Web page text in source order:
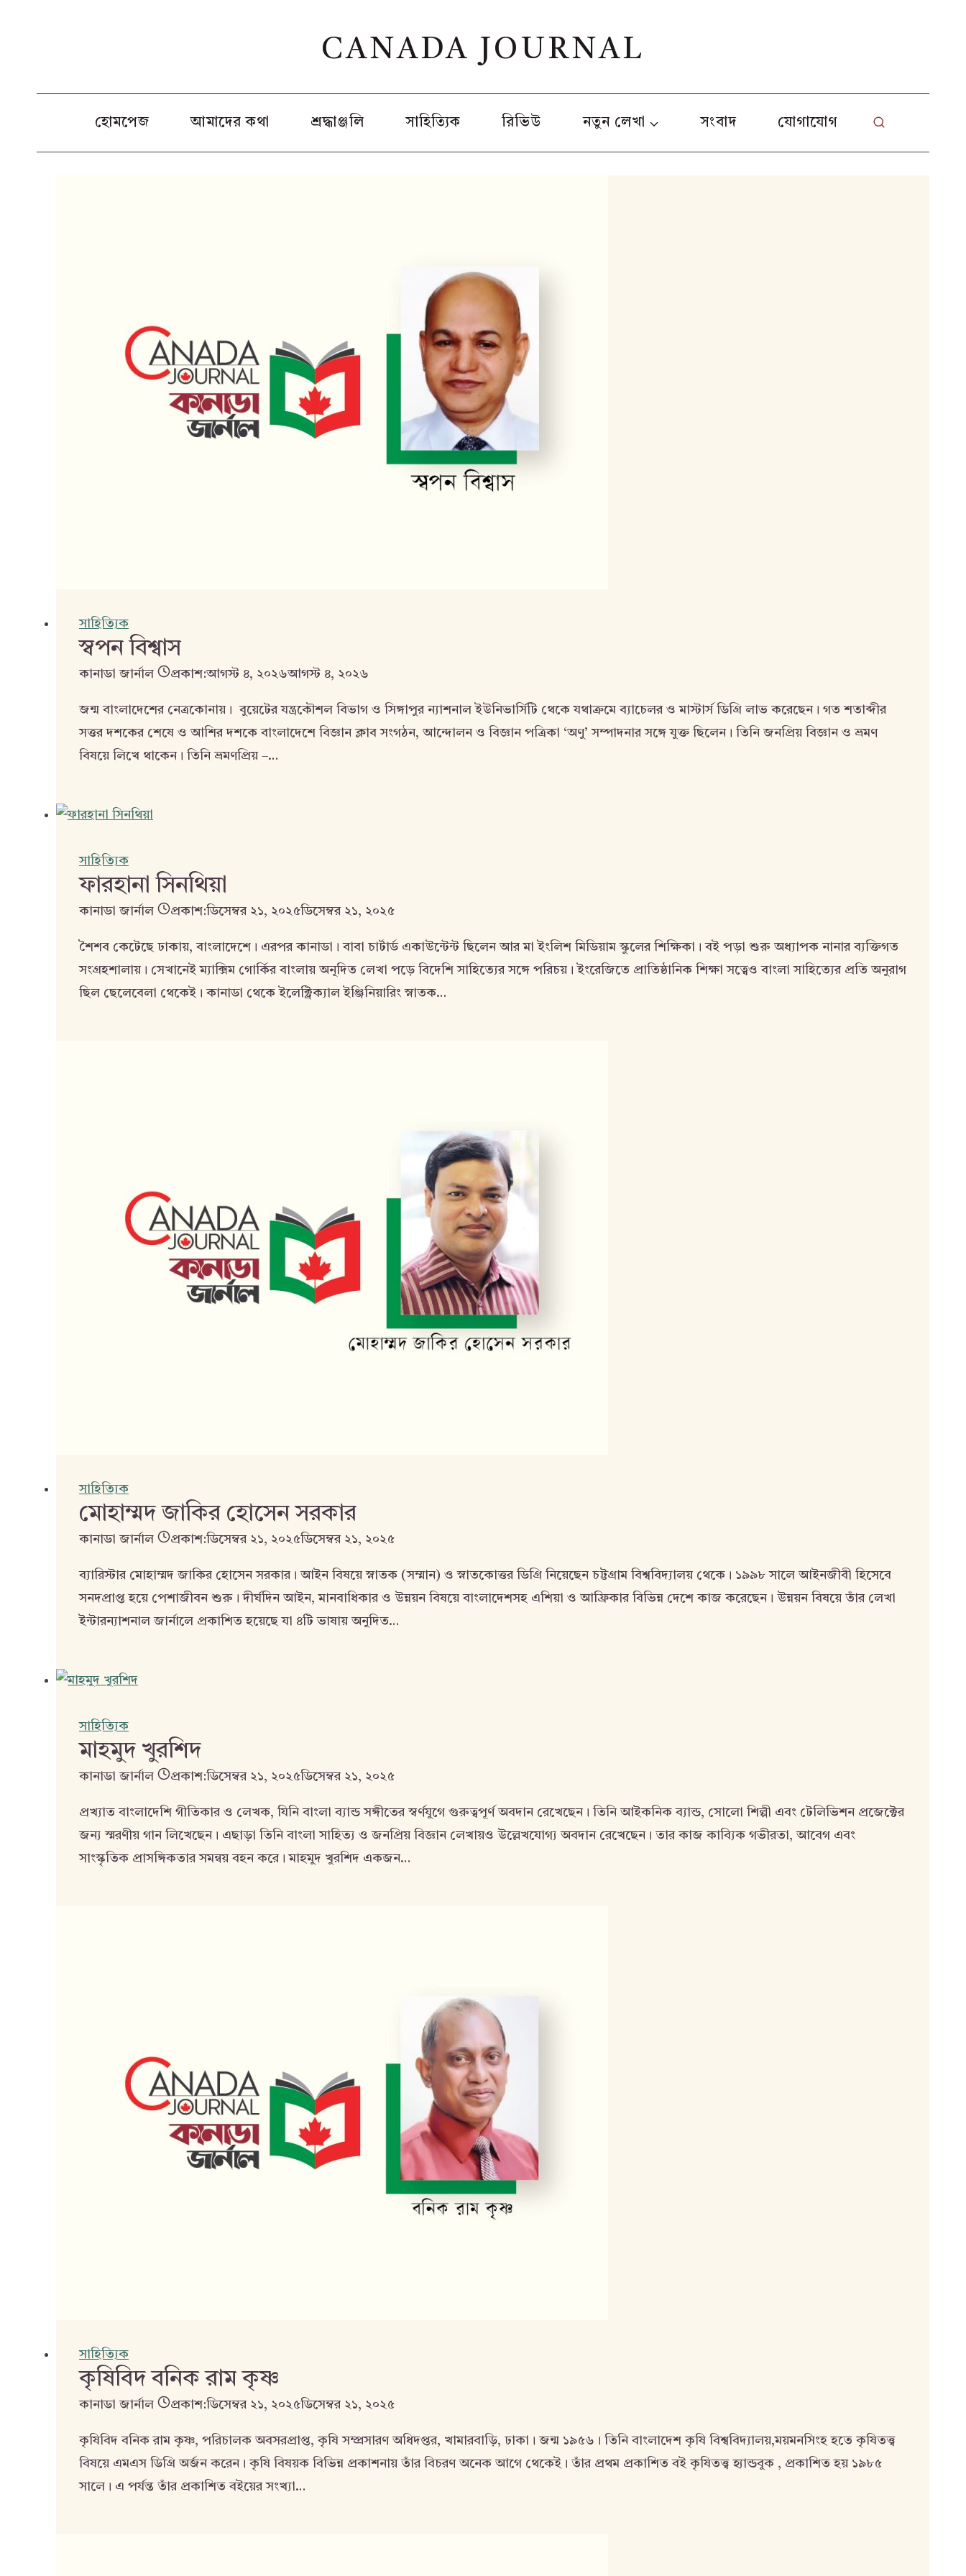
CANADA JOURNAL
হোমপেজ আমাদের কথা শ্রদ্ধাঞ্জলি সাহিত্যিক রিভিউ নতুন লেখা সংবাদ যোগাযোগ
সাহিত্যিক
স্বপন বিশ্বাস
কানাডা জার্নাল প্রকাশ:আগস্ট ৪, ২০২৬আগস্ট ৪, ২০২৬
জন্ম বাংলাদেশের নেত্রকোনায়। বুয়েটের যন্ত্রকৌশল বিভাগ ও সিঙ্গাপুর ন্যাশনাল ইউনিভার্সিটি থেকে যথাক্রমে ব্যাচেলর ও মাস্টার্স ডিগ্রি লাভ করেছেন। গত শতাব্দীর
সত্তর দশকের শেষে ও আশির দশকে বাংলাদেশে বিজ্ঞান ক্লাব সংগঠন, আন্দোলন ও বিজ্ঞান পত্রিকা ‘অণু’ সম্পাদনার সঙ্গে যুক্ত ছিলেন। তিনি জনপ্রিয় বিজ্ঞান ও ভ্রমণ
বিষয়ে লিখে থাকেন। তিনি ভ্রমণপ্রিয় –…
সাহিত্যিক
ফারহানা সিনথিয়া
কানাডা জার্নাল প্রকাশ:ডিসেম্বর ২১, ২০২৫ডিসেম্বর ২১, ২০২৫
শৈশব কেটেছে ঢাকায়, বাংলাদেশে। এরপর কানাডা। বাবা চার্টার্ড একাউন্টেন্ট ছিলেন আর মা ইংলিশ মিডিয়াম স্কুলের শিক্ষিকা। বই পড়া শুরু অধ্যাপক নানার ব্যক্তিগত
সংগ্রহশালায়। সেখানেই ম্যাক্সিম গোর্কির বাংলায় অনূদিত লেখা পড়ে বিদেশি সাহিত্যের সঙ্গে পরিচয়। ইংরেজিতে প্রাতিষ্ঠানিক শিক্ষা সত্বেও বাংলা সাহিত্যের প্রতি অনুরাগ
ছিল ছেলেবেলা থেকেই। কানাডা থেকে ইলেক্ট্রিক্যাল ইঞ্জিনিয়ারিং স্নাতক…
সাহিত্যিক
মোহাম্মদ জাকির হোসেন সরকার
কানাডা জার্নাল প্রকাশ:ডিসেম্বর ২১, ২০২৫ডিসেম্বর ২১, ২০২৫
ব্যারিস্টার মোহাম্মদ জাকির হোসেন সরকার। আইন বিষয়ে স্নাতক (সম্মান) ও স্নাতকোত্তর ডিগ্রি নিয়েছেন চট্টগ্রাম বিশ্ববিদ্যালয় থেকে। ১৯৯৮ সালে আইনজীবী হিসেবে
সনদপ্রাপ্ত হয়ে পেশাজীবন শুরু। দীর্ঘদিন আইন, মানবাধিকার ও উন্নয়ন বিষয়ে বাংলাদেশসহ এশিয়া ও আফ্রিকার বিভিন্ন দেশে কাজ করেছেন। উন্নয়ন বিষয়ে তাঁর লেখা
ইন্টারন্যাশনাল জার্নালে প্রকাশিত হয়েছে যা ৪টি ভাষায় অনুদিত…
সাহিত্যিক
মাহমুদ খুরশিদ
কানাডা জার্নাল প্রকাশ:ডিসেম্বর ২১, ২০২৫ডিসেম্বর ২১, ২০২৫
প্রখ্যাত বাংলাদেশি গীতিকার ও লেখক, যিনি বাংলা ব্যান্ড সঙ্গীতের স্বর্ণযুগে গুরুত্বপূর্ণ অবদান রেখেছেন। তিনি আইকনিক ব্যান্ড, সোলো শিল্পী এবং টেলিভিশন প্রজেক্টের
জন্য স্মরণীয় গান লিখেছেন। এছাড়া তিনি বাংলা সাহিত্য ও জনপ্রিয় বিজ্ঞান লেখায়ও উল্লেখযোগ্য অবদান রেখেছেন। তার কাজ কাব্যিক গভীরতা, আবেগ এবং
সাংস্কৃতিক প্রাসঙ্গিকতার সমন্বয় বহন করে। মাহমুদ খুরশিদ একজন…
সাহিত্যিক
কৃষিবিদ বনিক রাম কৃষ্ণ
কানাডা জার্নাল প্রকাশ:ডিসেম্বর ২১, ২০২৫ডিসেম্বর ২১, ২০২৫
কৃষিবিদ বনিক রাম কৃষ্ণ, পরিচালক অবসরপ্রাপ্ত, কৃষি সম্প্রসারণ অধিদপ্তর, খামারবাড়ি, ঢাকা। জন্ম ১৯৫৬। তিনি বাংলাদেশ কৃষি বিশ্ববিদ্যালয়,ময়মনসিংহ হতে কৃষিতত্ত্ব
বিষয়ে এমএস ডিগ্রি অর্জন করেন। কৃষি বিষয়ক বিভিন্ন প্রকাশনায় তাঁর বিচরণ অনেক আগে থেকেই। তাঁর প্রথম প্রকাশিত বই কৃষিতত্ত্ব হ্যান্ডবুক , প্রকাশিত হয় ১৯৮৫
সালে। এ পর্যন্ত তাঁর প্রকাশিত বইয়ের সংখ্যা…